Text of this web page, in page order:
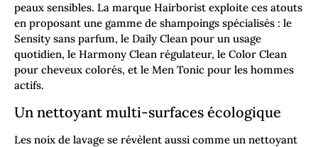
peaux sensibles. La marque Hairborist exploite ces atouts
en proposant une gamme de shampoings spécialisés : le
Sensity sans parfum, le Daily Clean pour un usage
quotidien, le Harmony Clean régulateur, le Color Clean
pour cheveux colorés, et le Men Tonic pour les hommes
actifs.
Un nettoyant multi-surfaces écologique
Les noix de lavage se révèlent aussi comme un nettoyant